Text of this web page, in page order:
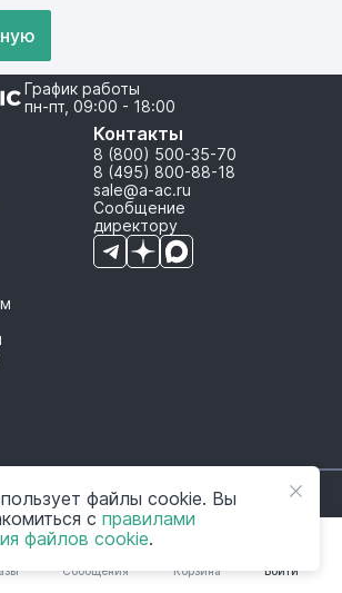
Войти
Сообщения Корзина
График работы
пн-пт, 09:00 - 18:00
Контакты
8 (800) 500-35-70
8 (495) 800-88-18
sale@a-ac.ru
Сообщение
директору
права защищены.
данных
регулирования и контроля
файлы cookie. Вы
с правилами
файлов cookie.